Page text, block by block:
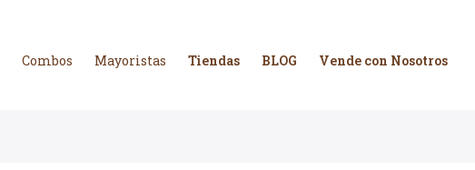
Combos Mayoristas Tiendas BLOG Vende con Nosotros